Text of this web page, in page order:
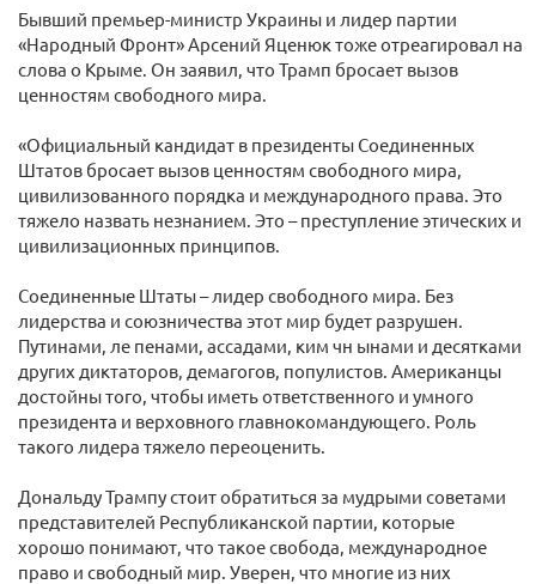
Бывший премьер-министр Украины и лидер партии
«Народный Фронт» Арсений Яценюк тоже отреагировал на
слова о Крыме. Он заявил, что Трамп бросает вызов
ценностям свободного мира.
«Официальный кандидат в президенты Соединенных
Штатов бросает вызов ценностям свободного мира,
цивилизованного порядка и международного права. Это
тяжело назвать незнанием. Это – преступление этических и
цивилизационных принципов.
Соединенные Штаты – лидер свободного мира. Без
лидерства и союзничества этот мир будет разрушен.
Путинами, ле пенами, ассадами, ким чн ынами и десятками
других диктаторов, демагогов, популистов. Американцы
достойны того, чтобы иметь ответственного и умного
президента и верховного главнокомандующего. Роль
такого лидера тяжело переоценить.
Дональду Трампу стоит обратиться за мудрыми советами
представителей Республиканской партии, которые
хорошо понимают, что такое свобода, международное
право и свободный мир. Уверен, что многие из них